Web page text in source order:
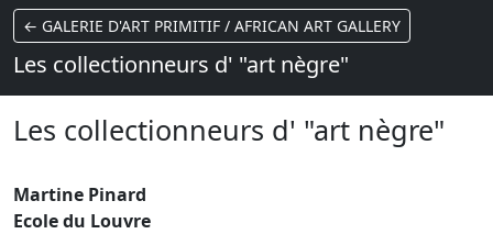
← GALERIE D'ART PRIMITIF / AFRICAN ART GALLERY
Les collectionneurs d' "art nègre"
Les collectionneurs d' "art nègre"
Martine Pinard
Ecole du Louvre